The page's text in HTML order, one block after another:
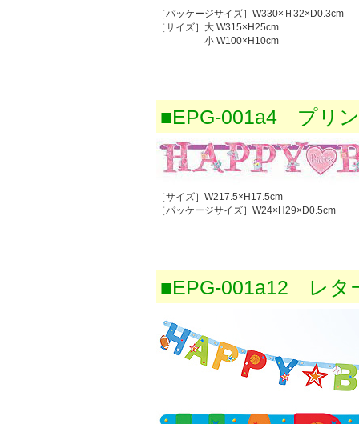
［パッケージサイズ］W330×Ｈ32×D0.3cm
［サイズ］大 W315×H25cm
小 W100×H10cm
■EPG-001a4 プリ
［サイズ］W217.5×H17.5cm
［パッケージサイズ］W24×H29×D0.5cm
■EPG-001a12 レタ